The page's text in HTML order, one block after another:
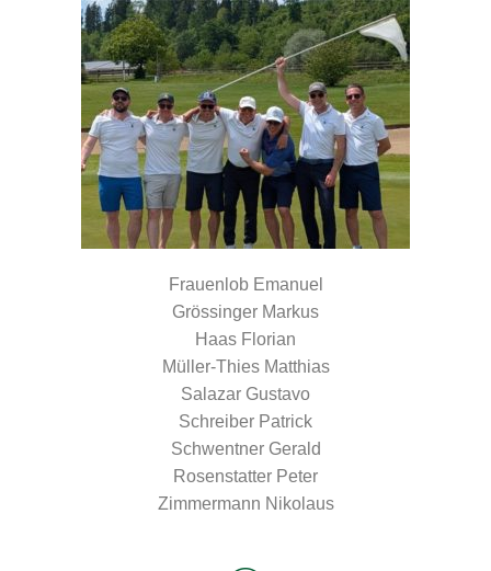
Frauenlob Emanuel
Grössinger Markus
Haas Florian
Müller-Thies Matthias
Salazar Gustavo
Schreiber Patrick
Schwentner Gerald
Rosenstatter Peter
Zimmermann Nikolaus